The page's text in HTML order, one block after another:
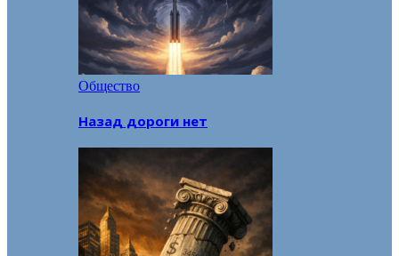
Общество
Назад дороги нет